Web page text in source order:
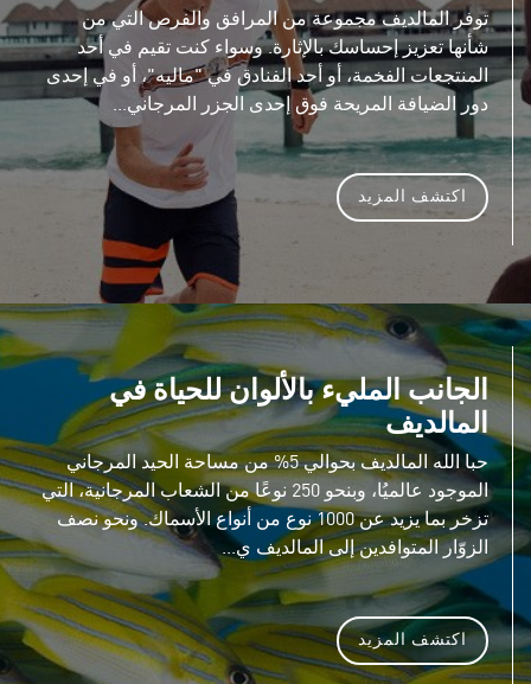
توفر المالديف مجموعة من المرافق والفرص التي من
شأنها تعزيز إحساسك بالإثارة. وسواء كنت تقيم في أحد
المنتجعات الفخمة، أو أحد الفنادق في "ماليه"، أو في إحدى
دور الضيافة المريحة فوق إحدى الجزر المرجاني...
اكتشف المزيد
الجانب المليء بالألوان للحياة في
المالديف
حبا الله المالديف بحوالي 5% من مساحة الحيد المرجاني
الموجود عالميُا، وبنحو 250 نوعًا من الشعاب المرجانية، التي
تزخر بما يزيد عن 1000 نوع من أنواع الأسماك. ونحو نصف
الزوّار المتوافدين إلى المالديف ي...
اكتشف المزيد